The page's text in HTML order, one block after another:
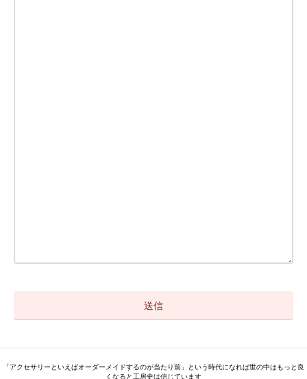
「アクセサリーといえばオーダーメイドするのが当たり前」という時代になれば世の中はもっと良
くなると工房史は信じています